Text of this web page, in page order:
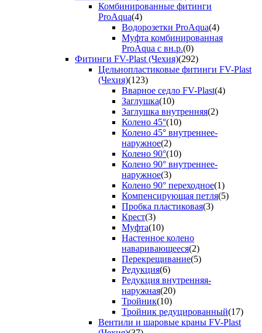
Комбинированные фитинги
ProAqua(4)
Водорозетки ProAqua(4)
Муфта комбинированная
ProAqua с вн.р.(0)
Фитинги FV-Plast (Чехия)(292)
Цельнопластиковые фитинги FV-Plast
(Чехия)(123)
Вварное седло FV-Plast(4)
Заглушка(10)
Заглушка внутренняя(2)
Колено 45°(10)
Колено 45° внутреннее-
наружное(2)
Колено 90°(10)
Колено 90° внутреннее-
наружное(3)
Колено 90° переходное(1)
Компенсирующая петля(5)
Пробка пластиковая(3)
Крест(3)
Муфта(10)
Настенное колено
наваривающееся(2)
Перекрещивание(5)
Редукция(6)
Редукция внутренняя-
наружная(20)
Тройник(10)
Тройник редуцированный(17)
Вентили и шаровые краны FV-Plast